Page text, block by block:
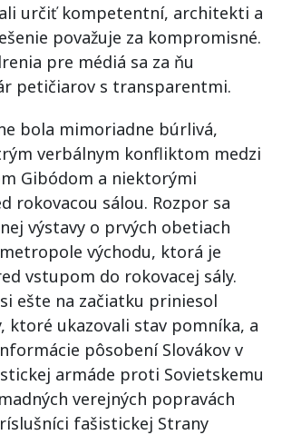
určiť kompetentní, architekti a
považuje za kompromisné.
pre médiá sa za ňu
petičiarov s transparentmi.
bola mimoriadne búrlivá,
verbálnym konfliktom medzi
Gibódom a niektorými
rokovacou sálou. Rozpor sa
výstavy o prvých obetiach
východu, ktorá je
vstupom do rokovacej sály.
ešte na začiatku priniesol
ktoré ukazovali stav pomníka, a
pôsobení Slovákov v
armáde proti Sovietskemu
verejných popravách
fašistickej Strany